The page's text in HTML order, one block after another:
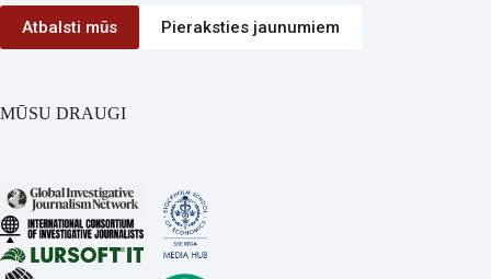
Atbalsti mūs Pieraksties jaunumiem
MŪSU DRAUGI